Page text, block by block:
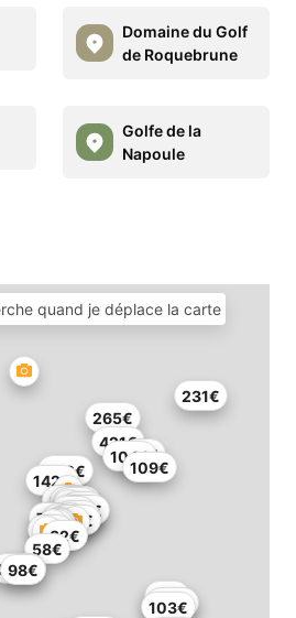
Domaine du Golf
de Roquebrune
Golfe de la
Napoule
119€
98€
75€
89€
104€
109€
103€
76€
93€
261€
262€
49€
93€
265€
78€
82€
136€
127€
421€
97€
142€
58€
231€
119€
quand je déplace la carte